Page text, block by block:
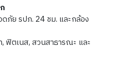
ภัย รปภ. 24 ชม. และกล้อง
, ฟิตเนส, สวนสาธารณะ และ